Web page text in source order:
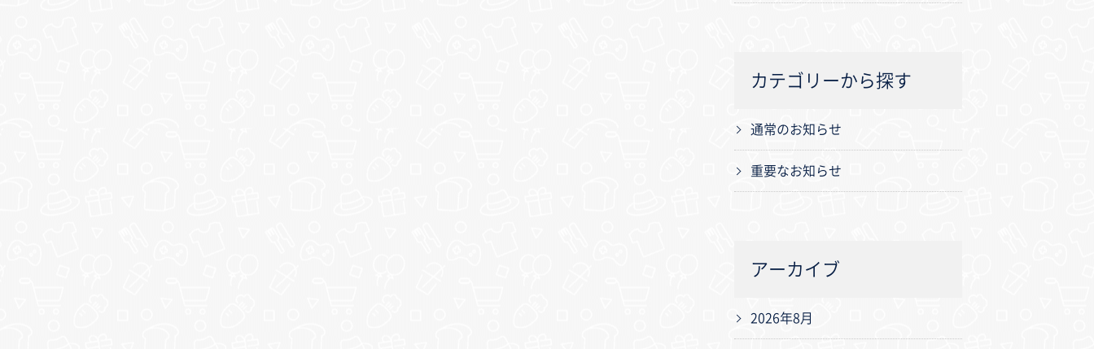
カテゴリーから探す
通常のお知らせ
重要なお知らせ
アーカイブ
2026年8月